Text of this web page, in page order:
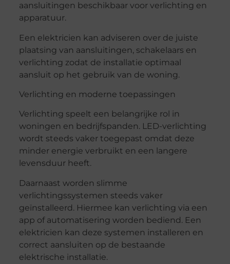
aansluitingen beschikbaar voor verlichting en
apparatuur.
Een elektricien kan adviseren over de juiste
plaatsing van aansluitingen, schakelaars en
verlichting zodat de installatie optimaal
aansluit op het gebruik van de woning.
Verlichting en moderne toepassingen
Verlichting speelt een belangrijke rol in
woningen en bedrijfspanden. LED-verlichting
wordt steeds vaker toegepast omdat deze
minder energie verbruikt en een langere
levensduur heeft.
Daarnaast worden slimme
verlichtingssystemen steeds vaker
geïnstalleerd. Hiermee kan verlichting via een
app of automatisering worden bediend. Een
elektricien kan deze systemen installeren en
correct aansluiten op de bestaande
elektrische installatie.